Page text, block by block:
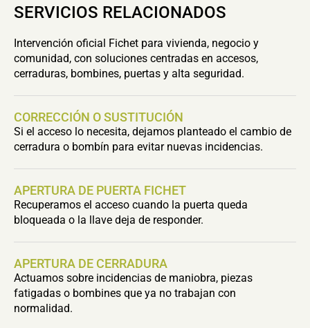
SERVICIOS RELACIONADOS
Intervención oficial Fichet para vivienda, negocio y
comunidad, con soluciones centradas en accesos,
cerraduras, bombines, puertas y alta seguridad.
CORRECCIÓN O SUSTITUCIÓN
Si el acceso lo necesita, dejamos planteado el cambio de
cerradura o bombín para evitar nuevas incidencias.
APERTURA DE PUERTA FICHET
Recuperamos el acceso cuando la puerta queda
bloqueada o la llave deja de responder.
APERTURA DE CERRADURA
Actuamos sobre incidencias de maniobra, piezas
fatigadas o bombines que ya no trabajan con
normalidad.